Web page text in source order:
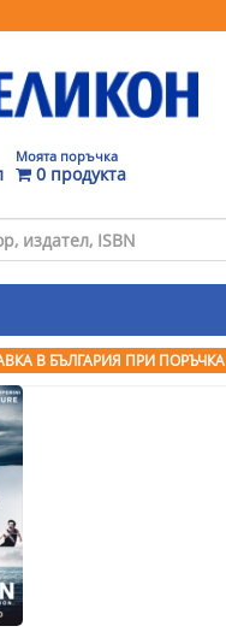
Моята поръчка
0 продукта
В БЪЛГАРИЯ ПРИ ПОРЪЧКА